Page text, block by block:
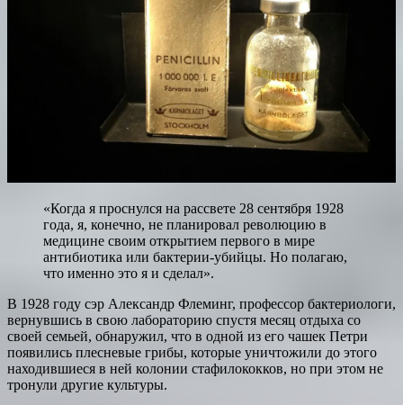
«Когда я проснулся на рассвете 28 сентября 1928
года, я, конечно, не планировал революцию в
медицине своим открытием первого в мире
антибиотика или бактерии-убийцы. Но полагаю,
что именно это я и сделал».
В 1928 году сэр Александр Флеминг, профессор бактериологи,
вернувшись в свою лабораторию спустя месяц отдыха со
своей семьей, обнаружил, что в одной из его чашек Петри
появились плесневые грибы, которые уничтожили до этого
находившиеся в ней колонии стафилококков, но при этом не
тронули другие культуры.